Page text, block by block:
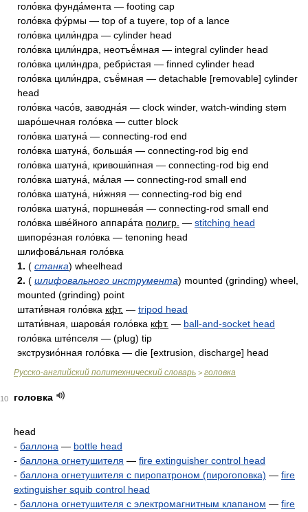
голо́вка фунда́мента — footing cap
голо́вка фу́рмы — top of a tuyere, top of a lance
голо́вка цили́ндра — cylinder head
голо́вка цили́ндра, неотъё́мная — integral cylinder head
голо́вка цили́ндра, ребри́стая — finned cylinder head
голо́вка цили́ндра, съё́мная — detachable [removable] cylinder
head
голо́вка часо́в, заводна́я — clock winder, watch-winding stem
шаро́шечная голо́вка — cutter block
голо́вка шатуна́ — connecting-rod end
голо́вка шатуна́, больша́я — connecting-rod big end
голо́вка шатуна́, кривоши́пная — connecting-rod big end
голо́вка шатуна́, ма́лая — connecting-rod small end
голо́вка шатуна́, ни́жняя — connecting-rod big end
голо́вка шатуна́, поршнева́я — connecting-rod small end
голо́вка шве́йного аппара́та полигр. — stitching head
шипоре́зная голо́вка — tenoning head
шлифова́льная голо́вка
1. ( станка) wheelhead
2. ( шлифовального инструмента) mounted (grinding) wheel,
mounted (grinding) point
штати́вная голо́вка кфт. — tripod head
штати́вная, шарова́я голо́вка кфт. — ball-and-socket head
голо́вка ште́пселя — (plug) tip
экструзио́нная голо́вка — die [extrusion, discharge] head
Русско-английский политехнический словарь > головка
10 головка
head
- баллона — bottle head
- баллона огнетушителя — fire extinguisher control head
- баллона огнетушителя с пиропатроном (пирогоповка) — fire
extinguisher squib control head
- баллона огнетушителя с электромагнитным клапаном — fire